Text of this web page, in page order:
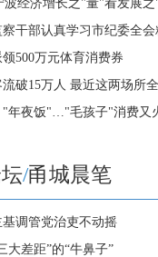
波经济增长之"量"看发展
干部认真学习市纪委全会
500万元体育消费券
破15万人 最近这两场所
"年夜饭"…"毛孩子"消费又
/甬城晨笔
调管党治吏不动摇
大差距”的“牛鼻子”